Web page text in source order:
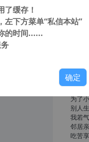
位于国
人生
相扶
为了
别人
我若
邻居
吃苦
缓存！
下方菜单“私信本站”
的时间......
确定